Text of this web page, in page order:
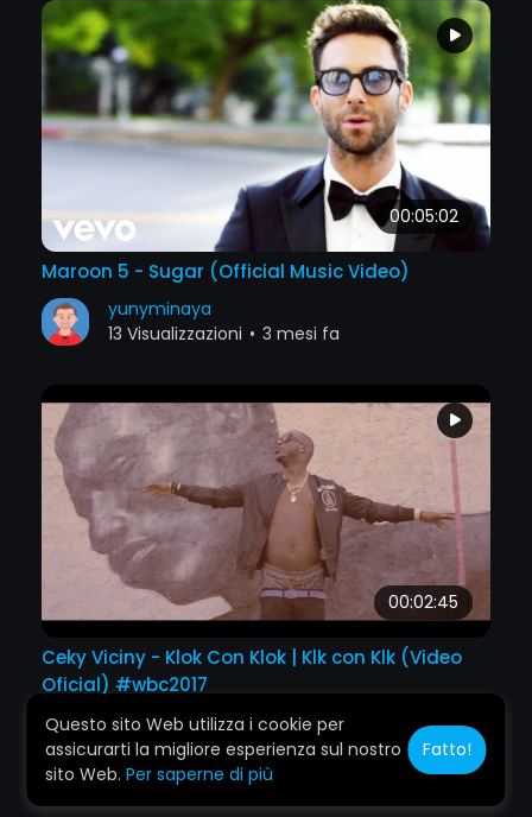
Questo sito Web utilizza i cookie per
assicurarti la migliore esperienza sul nostro
sito Web.Per saperne di più
Fatto!
00:05:02
Maroon 5 - Sugar (Official Music Video)
yunyminaya
13 Visualizzazioni • 3 mesi fa
00:02:45
Ceky Viciny - Klok Con Klok | Klk con Klk (Video
Oficial) #wbc2017
yunyminaya
13 Visualizzazioni•3 mesi fa